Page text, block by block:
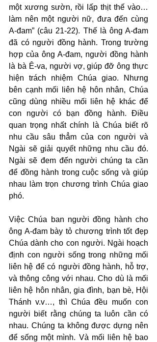
một xương sườn, rồi lấp thịt thế vào…
làm nên một người nữ, đưa đến cùng
A-đam” (câu 21-22). Thế là ông A-đam
đã có người đồng hành. Trong trường
hợp của ông A-đam, người đồng hành
là bà Ê-va, người vợ, giúp đỡ ông thực
hiện trách nhiệm Chúa giao. Nhưng
bên cạnh mối liên hệ hôn nhân, Chúa
cũng dùng nhiều mối liên hệ khác để
con người có bạn đồng hành. Điều
quan trọng nhất chính là Chúa biết rõ
nhu cầu sâu thẳm của con người và
Ngài sẽ giải quyết những nhu cầu đó.
Ngài sẽ đem đến người chúng ta cần
để đồng hành trong cuộc sống và giúp
nhau làm trọn chương trình Chúa giao
phó.
Việc Chúa ban người đồng hành cho
ông A-đam bày tỏ chương trình tốt đẹp
Chúa dành cho con người. Ngài hoạch
định con người sống trong những mối
liên hệ để có người đồng hành, hỗ trợ,
và thông công với nhau. Cho dù là mối
liên hệ hôn nhân, gia đình, bạn bè, Hội
Thánh v.v…, thì Chúa đều muốn con
người biết rằng chúng ta luôn cần có
nhau. Chúng ta không được dựng nên
để sống một mình. Và mối liên hệ bao